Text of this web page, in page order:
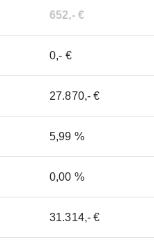
652,- €
0,- €
27.870,- €
5,99 %
0,00 %
31.314,- €